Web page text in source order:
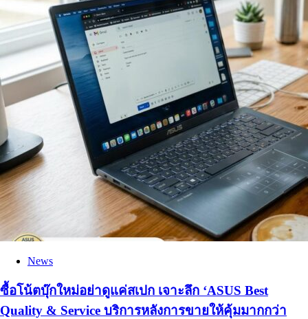
News
ซื้อโน้ตบุ๊กใหม่อย่าดูแค่สเปก เจาะลึก ‘ASUS Best
Quality & Service บริการหลังการขายให้คุ้มมากกว่า